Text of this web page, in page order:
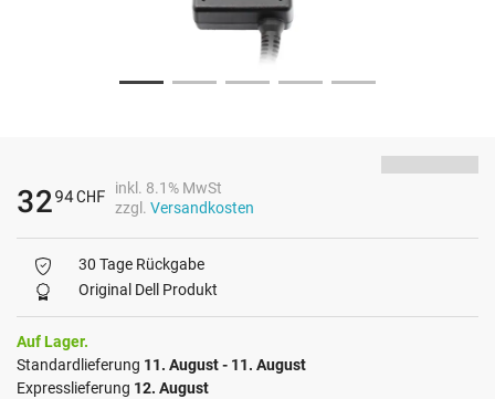
3294CHF
inkl. 8.1% MwSt
zzgl. Versandkosten
30 Tage Rückgabe
Original Dell Produkt
Auf Lager.
Standardlieferung 11. August - 11. August
Expresslieferung 12. August